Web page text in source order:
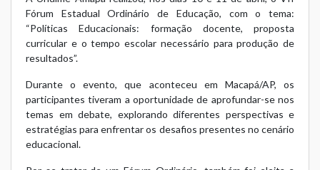
Fórum Estadual Ordinário de Educação, com o tema:
“Políticas Educacionais: formação docente, proposta
curricular e o tempo escolar necessário para produção de
resultados”.
Durante o evento, que aconteceu em Macapá/AP, os
participantes tiveram a oportunidade de aprofundar-se nos
temas em debate, explorando diferentes perspectivas e
estratégias para enfrentar os desafios presentes no cenário
educacional.